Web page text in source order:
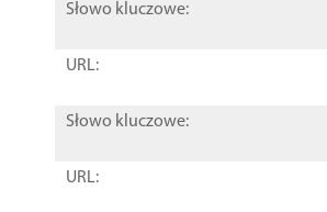
Słowo kluczowe:
URL:
Słowo kluczowe:
URL: